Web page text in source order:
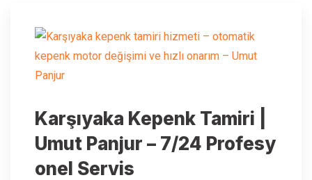
Karşıyaka Kepenk Tamiri |
Umut Panjur – 7/24 Profesy
onel Servis